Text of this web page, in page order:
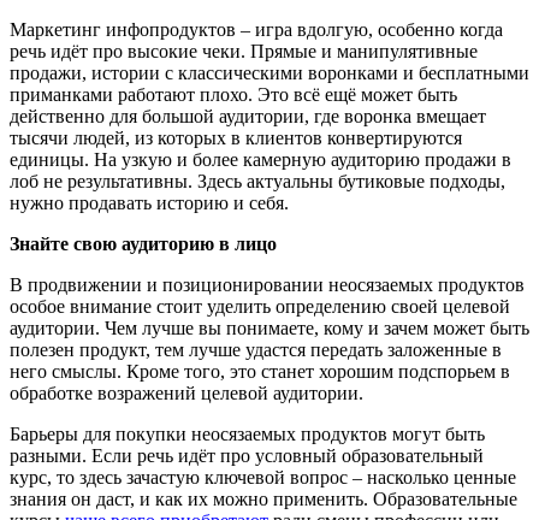
Маркетинг инфопродуктов – игра вдолгую, особенно когда
речь идёт про высокие чеки. Прямые и манипулятивные
продажи, истории с классическими воронками и бесплатными
приманками работают плохо. Это всё ещё может быть
действенно для большой аудитории, где воронка вмещает
тысячи людей, из которых в клиентов конвертируются
единицы. На узкую и более камерную аудиторию продажи в
лоб не результативны. Здесь актуальны бутиковые подходы,
нужно продавать историю и себя.
Знайте свою аудиторию в лицо
В продвижении и позиционировании неосязаемых продуктов
особое внимание стоит уделить определению своей целевой
аудитории. Чем лучше вы понимаете, кому и зачем может быть
полезен продукт, тем лучше удастся передать заложенные в
него смыслы. Кроме того, это станет хорошим подспорьем в
обработке возражений целевой аудитории.
Барьеры для покупки неосязаемых продуктов могут быть
разными. Если речь идёт про условный образовательный
курс, то здесь зачастую ключевой вопрос – насколько ценные
знания он даст, и как их можно применить. Образовательные